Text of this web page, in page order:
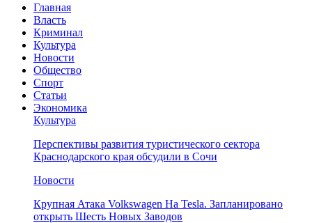
Главная
Власть
Криминал
Культура
Новости
Общество
Спорт
Статьи
Экономика
Культура
Перспективы развития туристического сектора
Краснодарского края обсудили в Сочи
Новости
Крупная Атака Volkswagen На Tesla. Запланировано
открыть Шесть Новых Заводов